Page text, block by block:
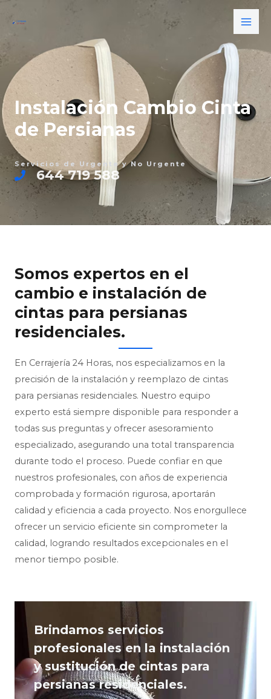
Instalación Cambio Cinta
de Persianas
Servicios de Urgente y No Urgente
644 719 588
Somos expertos en el
cambio e instalación de
cintas para persianas
residenciales.
En Cerrajería 24 Horas, nos especializamos en la
precisión de la instalación y reemplazo de cintas
para persianas residenciales. Nuestro equipo
experto está siempre disponible para responder a
todas sus preguntas y ofrecer asesoramiento
especializado, asegurando una total transparencia
durante todo el proceso. Puede confiar en que
nuestros profesionales, con años de experiencia
comprobada y formación rigurosa, aportarán
calidad y eficiencia a cada proyecto. Nos enorgullece
ofrecer un servicio eficiente sin comprometer la
calidad, logrando resultados excepcionales en el
menor tiempo posible.
Brindamos servicios
profesionales en la instalación
y sustitución de cintas para
persianas residenciales.